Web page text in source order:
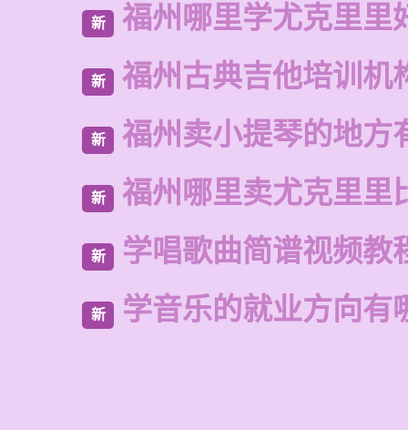
新 福州哪里学尤克里里
新 福州古典吉他培训机
新 福州卖小提琴的地方
新 福州哪里卖尤克里里
新 学唱歌曲简谱视频教
新 学音乐的就业方向有